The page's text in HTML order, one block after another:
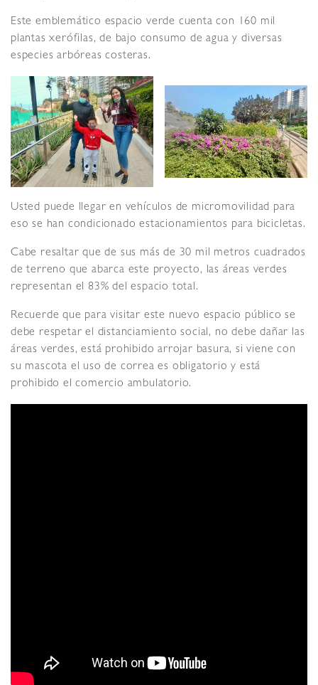
Este emblemático espacio verde cuenta con 160 mil
plantas xerófilas, de bajo consumo de agua y diversas
especies arbóreas costeras.
Usted puede llegar en vehículos de micromovilidad para
eso se han condicionado estacionamientos para bicicletas.
Cabe resaltar que de sus más de 30 mil metros cuadrados
de terreno que abarca este proyecto, las áreas verdes
representan el 83% del espacio total.
Recuerde que para visitar este nuevo espacio público se
debe respetar el distanciamiento social, no debe dañar las
áreas verdes, está prohibido arrojar basura, si viene con
su mascota el uso de correa es obligatorio y está
prohibido el comercio ambulatorio.